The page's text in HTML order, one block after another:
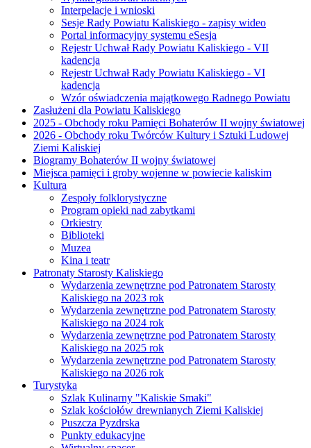
Interpelacje i wnioski
Sesje Rady Powiatu Kaliskiego - zapisy wideo
Portal informacyjny systemu eSesja
Rejestr Uchwał Rady Powiatu Kaliskiego - VII
kadencja
Rejestr Uchwał Rady Powiatu Kaliskiego - VI
kadencja
Wzór oświadczenia majątkowego Radnego Powiatu
Zasłużeni dla Powiatu Kaliskiego
2025 - Obchody roku Pamięci Bohaterów II wojny światowej
2026 - Obchody roku Twórców Kultury i Sztuki Ludowej
Ziemi Kaliskiej
Biogramy Bohaterów II wojny światowej
Miejsca pamięci i groby wojenne w powiecie kaliskim
Kultura
Zespoły folklorystyczne
Program opieki nad zabytkami
Orkiestry
Biblioteki
Muzea
Kina i teatr
Patronaty Starosty Kaliskiego
Wydarzenia zewnętrzne pod Patronatem Starosty
Kaliskiego na 2023 rok
Wydarzenia zewnętrzne pod Patronatem Starosty
Kaliskiego na 2024 rok
Wydarzenia zewnętrzne pod Patronatem Starosty
Kaliskiego na 2025 rok
Wydarzenia zewnętrzne pod Patronatem Starosty
Kaliskiego na 2026 rok
Turystyka
Szlak Kulinarny "Kaliskie Smaki"
Szlak kościołów drewnianych Ziemi Kaliskiej
Puszcza Pyzdrska
Punkty edukacyjne